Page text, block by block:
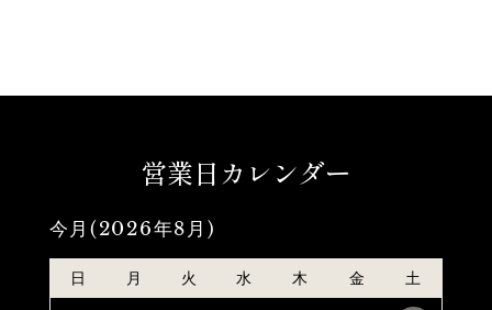
営業日カレンダー
今月(2026年8月)
日 月 火 水 木 金 土